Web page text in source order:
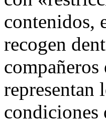
contenidos,
recogen
representan
condiciones